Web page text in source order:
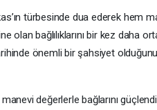
türbesinde dua ederek hem
olan bağlılıklarını bir kez daha
önemli bir şahsiyet
değerlerle bağlarını